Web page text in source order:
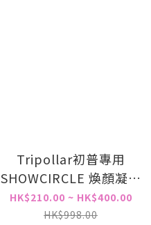
Tripollar初普專用
SHOWCIRCLE 煥顏凝膠
Gel 初普儀器凝膠(白色)
25ml
HK$210.00 ~ HK$400.00
HK$998.00